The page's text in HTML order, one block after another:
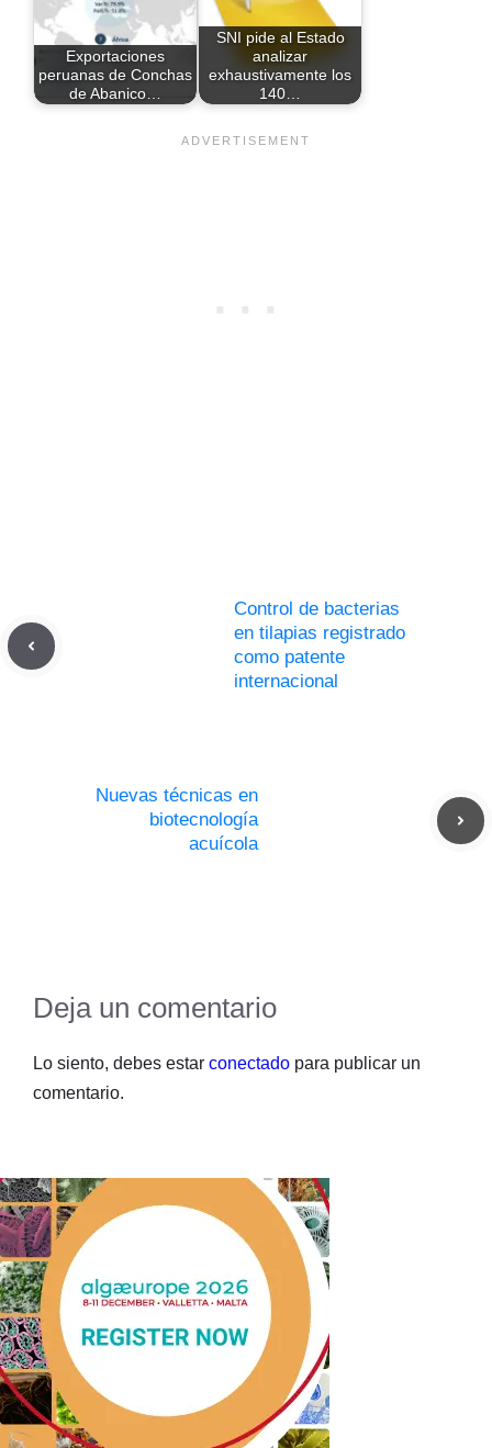
Exportaciones
peruanas de Conchas
de Abanico…
SNI pide al Estado
analizar
exhaustivamente los
140…
Control de bacterias
en tilapias registrado
como patente
internacional
Nuevas técnicas en
biotecnología
acuícola
Deja un comentario
Lo siento, debes estar conectado para publicar un
comentario.